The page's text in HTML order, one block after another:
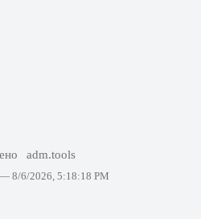
adm.tools
— 8/6/2026, 5:18:18 PM